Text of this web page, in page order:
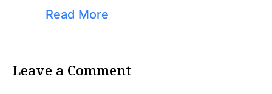
Read More
Leave a Comment